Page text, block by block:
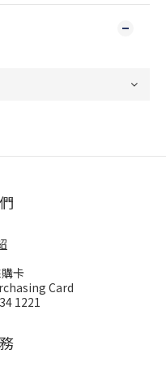
卡
Card
1221